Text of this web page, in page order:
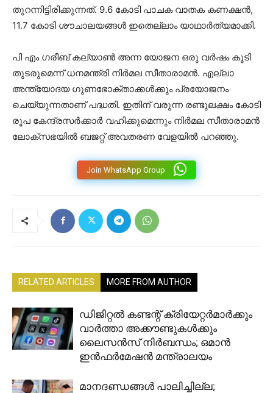
തുറന്നിട്ടിരിക്കുന്നത്. 9.6 കോടി പാചക വാതക കണക്ഷൻ,
11.7 കോടി ശൗചാലയങ്ങൾ ഇതെല്ലാം യാഥാർത്യമാക്കി.
പി എം ഗരീബ് കല്യാണ്‍ അന്ന യോജന ഒരു വര്‍ഷം കൂടി
തുടരുമെന്ന് ധനമന്ത്രി നിര്‍മല സീതാരാമന്‍. എല്ലാ
അന്ത്യോദയ ഗുണഭോക്താക്കള്‍ക്കും പ്രയോജനം
ചെയ്യുന്നതാണ് പദ്ധതി. ഇതിന് വരുന്ന രണ്ടുലക്ഷം കോടി
രൂപ കേന്ദ്രസര്‍ക്കാര്‍ വഹിക്കുമെന്നും നിര്‍മല സീതാരാമന്‍
ലോക്‌സഭയില്‍ ബജറ്റ് അവതരണ വേളയില്‍ പറഞ്ഞു.
Join WhatsApp Group
RELATED ARTICLES MORE FROM AUTHOR
ഡിജിറ്റൽ കണ്ടന്റ് ക്രിയേറ്റർമാർക്കും
വാർത്താ അക്കൗണ്ടുകൾക്കും
ലൈസൻസ് നിർബന്ധം; ഒമാൻ
ഇൻഫർമേഷൻ മന്ത്രാലയം
മാനദണ്ഡങ്ങൾ പാലിച്ചില്ല;